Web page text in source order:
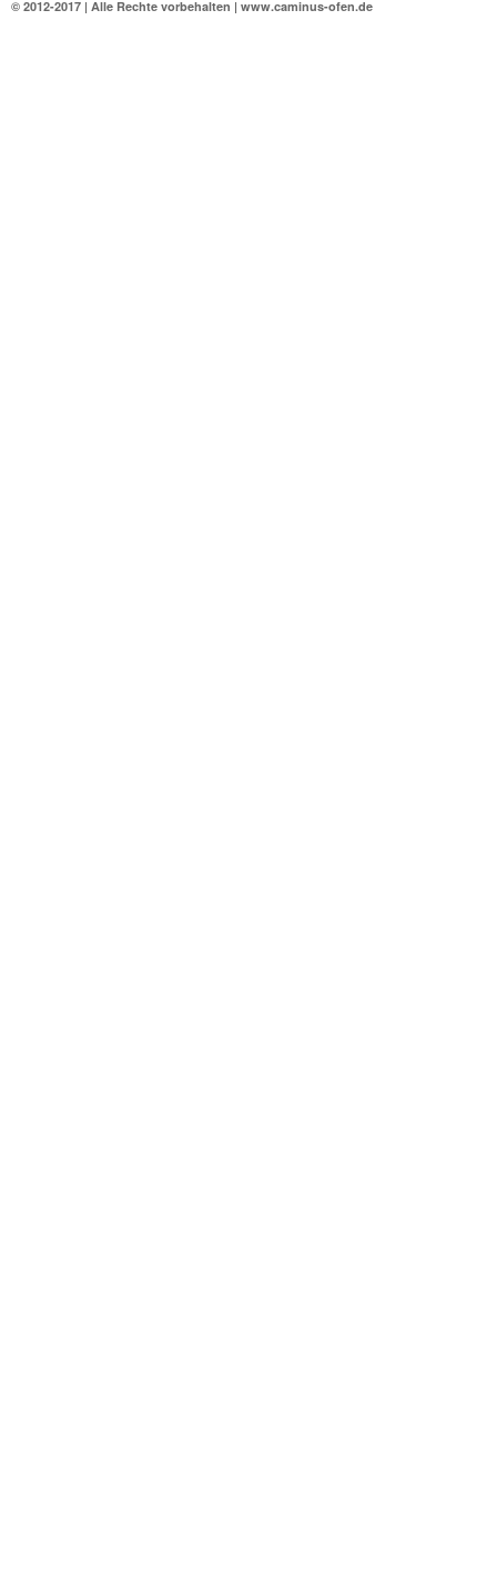
© 2012-2017 | Alle Rechte vorbehalten | www.caminus-ofen.de